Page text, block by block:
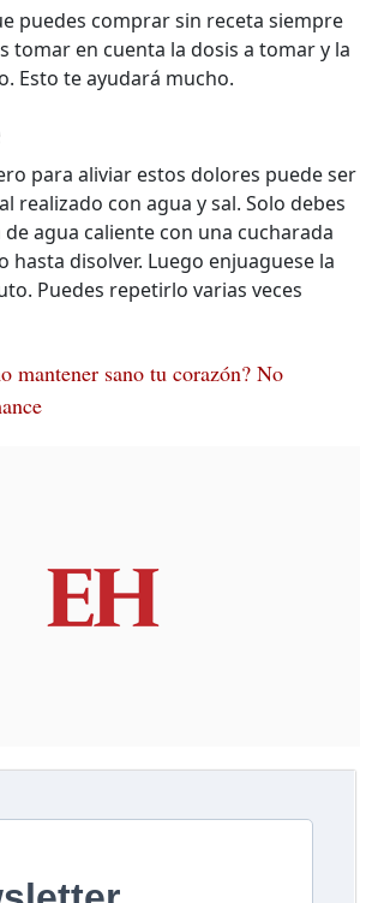
puedes comprar sin receta siempre
tomar en cuenta la dosis a tomar y la
Esto te ayudará mucho.
para aliviar estos dolores puede ser
realizado con agua y sal. Solo debes
agua caliente con una cucharada
hasta disolver. Luego enjuaguese la
Puedes repetirlo varias veces
mantener sano tu corazón? No